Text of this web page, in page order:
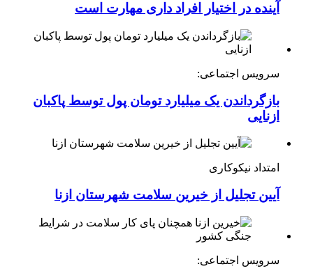
آینده در اختیار افراد داری مهارت است
سرویس اجتماعی:
بازگرداندن یک میلیارد تومان پول توسط پاکبان
ازنایی
امتداد نیکوکاری
آیین تجلیل از خیرین سلامت شهرستان ازنا
سرویس اجتماعی: